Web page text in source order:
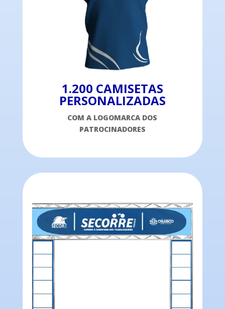
1.200 CAMISETAS
PERSONALIZADAS
COM A LOGOMARCA DOS
PATROCINADORES